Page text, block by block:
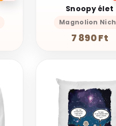
Snoopy élet
Magnolion
7 890 Ft